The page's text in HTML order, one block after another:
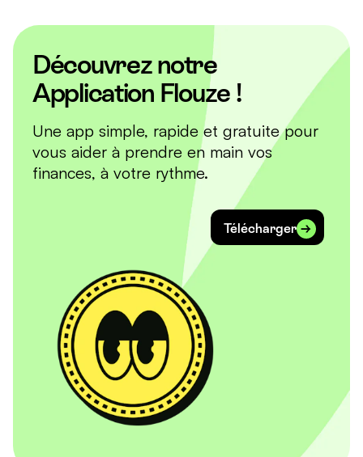
Découvrez notre
Application Flouze !
Une app simple, rapide et gratuite pour
vous aider à prendre en main vos
finances, à votre rythme.
Télécharger